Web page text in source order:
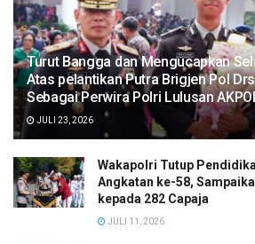
Turut Bangga dan Mengucapkan
Atas pelantikan Putra Brigjen Pol
Sebagai Perwira Polri Lulusan
JULI 23, 2026
Wakapolri Tutup
Angkatan ke-58,
kepada 282 Capaja
JULI 11, 2026